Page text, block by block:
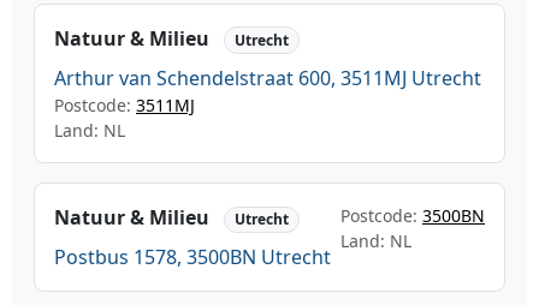
Natuur & Milieu Utrecht
Arthur van Schendelstraat 600, 3511MJ Utrecht
Postcode: 3511MJ
Land: NL
Natuur & Milieu Utrecht
Postbus 1578, 3500BN Utrecht
Postcode: 3500BN
Land: NL